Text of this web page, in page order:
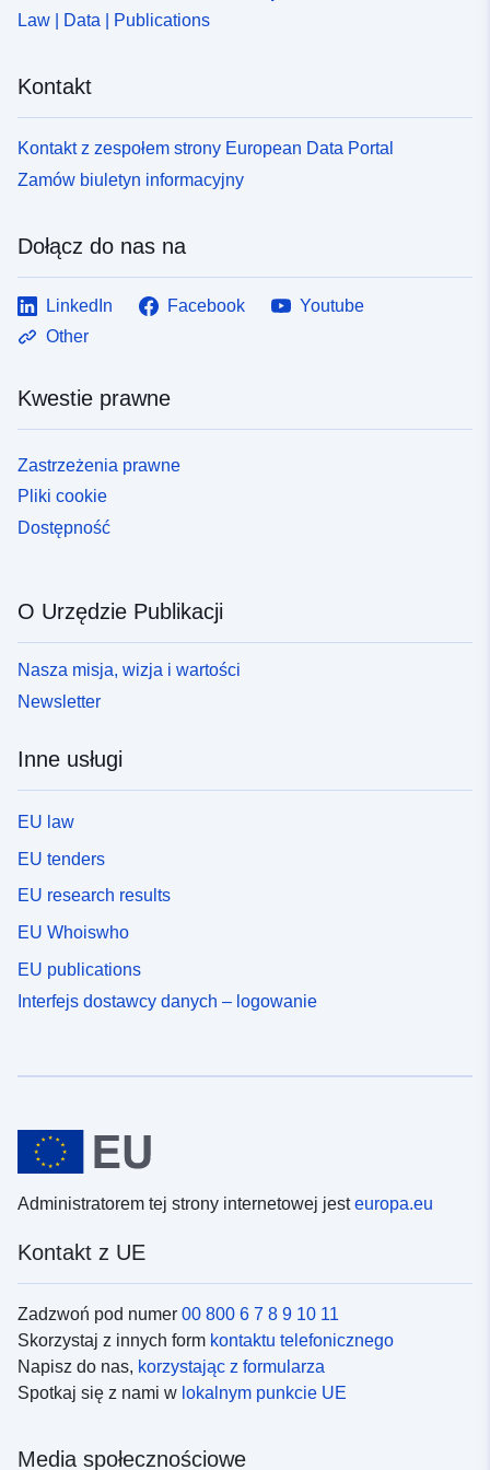
Law | Data | Publications
Kontakt
Kontakt z zespołem strony European Data Portal
Zamów biuletyn informacyjny
Dołącz do nas na
LinkedIn Facebook
Youtube
Other
Kwestie prawne
Zastrzeżenia prawne
Pliki cookie
Dostępność
O Urzędzie Publikacji
Nasza misja, wizja i wartości
Newsletter
Inne usługi
EU law
EU tenders
EU research results
EU Whoiswho
EU publications
Interfejs dostawcy danych – logowanie
Administratorem tej strony internetowej jesteuropa.eu
Kontakt z UE
Zadzwoń pod numer 00 800 6 7 8 9 10 11
Skorzystaj z innych form kontaktu telefonicznego
Napisz do nas, korzystając z formularza
Spotkaj się z nami w lokalnym punkcie UE
Media społecznościowe